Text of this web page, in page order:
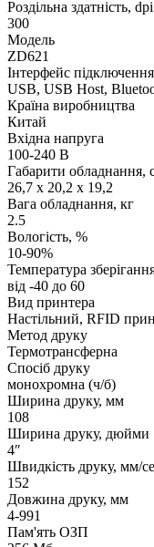
Роздільна здатність, dpi
300
Модель
ZD621
Інтерфейс підключення
USB, USB Host,
Країна виробництва
Китай
Вхідна напруга
100-240 В
Габарити обладнання,
26,7 x 20,2 x 19,2
Вага обладнання, кг
2.5
Вологість, %
10-90%
Температура
від -40 до 60
Вид принтера
Настільний, RFID
Метод друку
Термотрансферна
Спосіб друку
монохромна (ч/б)
Ширина друку, мм
108
Ширина друку, дюйми
4″
Швидкість друку, мм/
152
Довжина друку, мм
4-991
Пам'ять ОЗП